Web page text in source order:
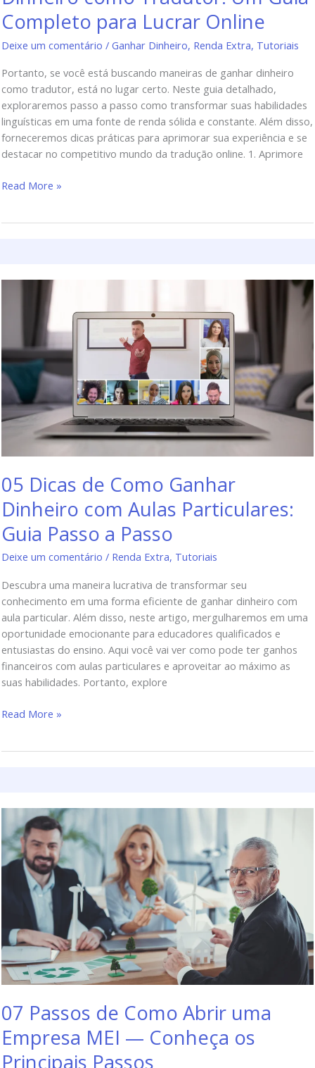
Completo para Lucrar Online
Deixe um comentário /Ganhar Dinheiro, Renda Extra, Tutoriais
Portanto, se você está buscando maneiras de ganhar dinheiro
como tradutor, está no lugar certo. Neste guia detalhado,
exploraremos passo a passo como transformar suas habilidades
linguísticas em uma fonte de renda sólida e constante. Além disso,
forneceremos dicas práticas para aprimorar sua experiência e se
destacar no competitivo mundo da tradução online. 1. Aprimore
Read More »
05 Dicas de Como Ganhar
Dinheiro com Aulas Particulares:
Guia Passo a Passo
Deixe um comentário / Renda Extra, Tutoriais
Descubra uma maneira lucrativa de transformar seu
conhecimento em uma forma eficiente de ganhar dinheiro com
aula particular. Além disso, neste artigo, mergulharemos em uma
oportunidade emocionante para educadores qualificados e
entusiastas do ensino. Aqui você vai ver como pode ter ganhos
financeiros com aulas particulares e aproveitar ao máximo as
suas habilidades. Portanto, explore
Read More »
07 Passos de Como Abrir uma
Empresa MEI — Conheça os
Principais Passos